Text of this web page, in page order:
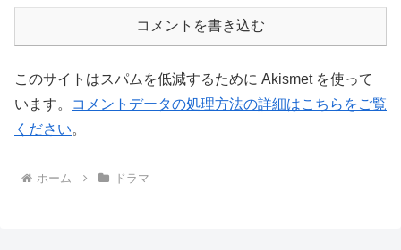
コメントを書き込む
このサイトはスパムを低減するために Akismet を使って
います。
コメントデータの処理方法の詳細はこちらをご覧
ください。
ホーム ドラマ